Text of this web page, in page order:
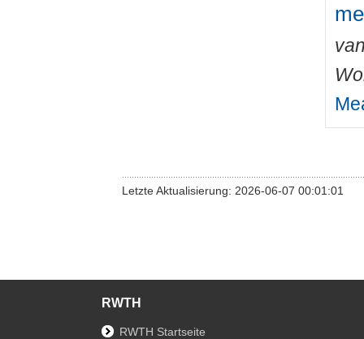
Letzte Aktualisierung: 2026-06-07 00:01:01
RWTH
RWTH Startseite